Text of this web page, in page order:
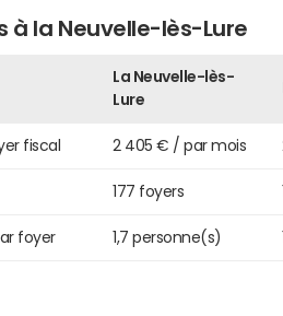
à la Neuvelle-lès-Lure
La Neuvelle-lès-
Lure
fiscal 2 405 € / par mois
177 foyers
foyer 1,7 personne(s)